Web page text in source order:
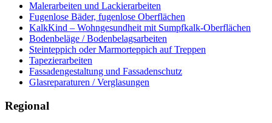
Malerarbeiten und Lackierarbeiten
Fugenlose Bäder, fugenlose Oberflächen
KalkKind – Wohngesundheit mit Sumpfkalk-Oberflächen
Bodenbeläge / Bodenbelagsarbeiten
Steinteppich oder Marmorteppich auf Treppen
Tapezierarbeiten
Fassadengestaltung und Fassadenschutz
Glasreparaturen / Verglasungen
Regional